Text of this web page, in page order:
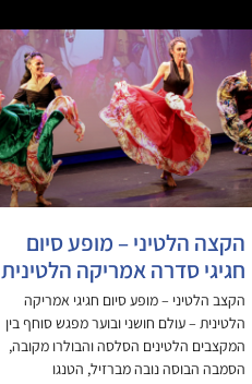
הקצה הלטיני – מופע סיום
חגיגי סדרה אמריקה הלטינית
הקצב הלטיני – מופע סיום חגיגי אמריקה
הלטינית – עולם חושני ובוער מפגש סוחף בין
המקצבים הלטינים הסלסה והבולרו מקובה,
הסמבה הבוסה נובה מברזיל, הטנגו